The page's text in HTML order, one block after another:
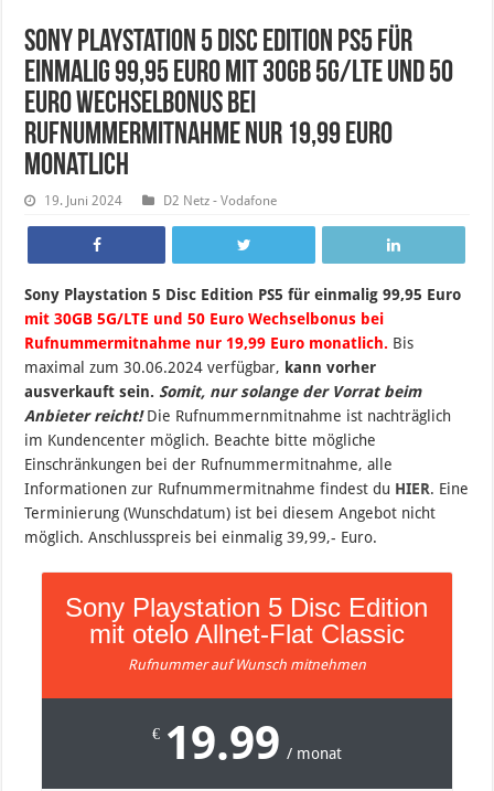
Sony Playstation 5 Disc Edition PS5 für
einmalig 99,95 Euro mit 30GB 5G/LTE und 50
Euro Wechselbonus bei
Rufnummermitnahme nur 19,99 Euro
monatlich
19. Juni 2024 D2 Netz - Vodafone
Sony Playstation 5 Disc Edition PS5 für einmalig 99,95 Euro
mit 30GB 5G/LTE und 50 Euro Wechselbonus bei
Rufnummermitnahme nur 19,99 Euro monatlich. Bis
maximal zum 30.06.2024 verfügbar, kann vorher
ausverkauft sein. Somit, nur solange der Vorrat beim
Anbieter reicht! Die Rufnummernmitnahme ist nachträglich
im Kundencenter möglich. Beachte bitte mögliche
Einschränkungen bei der Rufnummermitnahme, alle
Informationen zur Rufnummermitnahme findest du HIER. Eine
Terminierung (Wunschdatum) ist bei diesem Angebot nicht
möglich. Anschlusspreis bei einmalig 39,99,- Euro.
Sony Playstation 5 Disc Edition
mit otelo Allnet-Flat Classic
Rufnummer auf Wunsch mitnehmen
€ 19.99 / monat